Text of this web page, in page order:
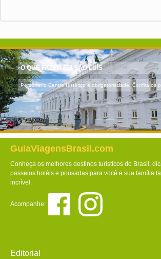
O QUE FAZER EM SÃO LUÍS
Percorrer o Centro Histórico é obrigatoriedade. Confira os
GuiaViagensBrasil.com
Conheça os melhores destinos turísticos do Brasil,
passeios hotéis e pousadas para você e sua família
incrível.
Acompanhe:
Editorial